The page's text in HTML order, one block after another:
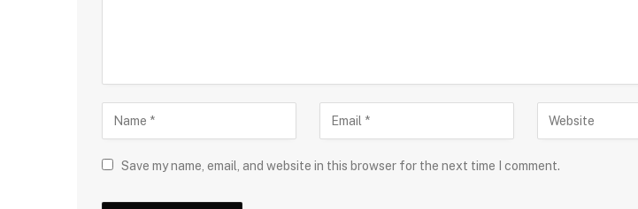
Save my name, email, and website in this browser for the next time I comment.